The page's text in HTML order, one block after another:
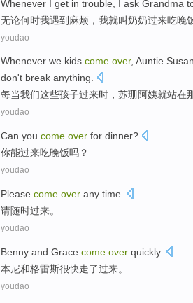
Whenever I get in trouble, I ask Grandma
无论何时我遇到麻烦，我就叫奶奶过来吃晚饭
youdao
Whenever we kids come over, Auntie
don't break anything.
每当我们这些孩子过来时，苏珊阿姨就站在
youdao
Can you come over for dinner?
你能过来吃晚饭吗？
youdao
Please come over any time
请随时过来。
youdao
Benny and Grace come over quickly.
本尼和格雷斯很快走了过来。
youdao